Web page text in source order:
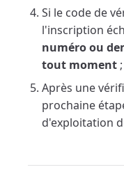
Si le code de
l'inscription
numéro ou
tout moment ;
Après une
prochaine
d'exploitation